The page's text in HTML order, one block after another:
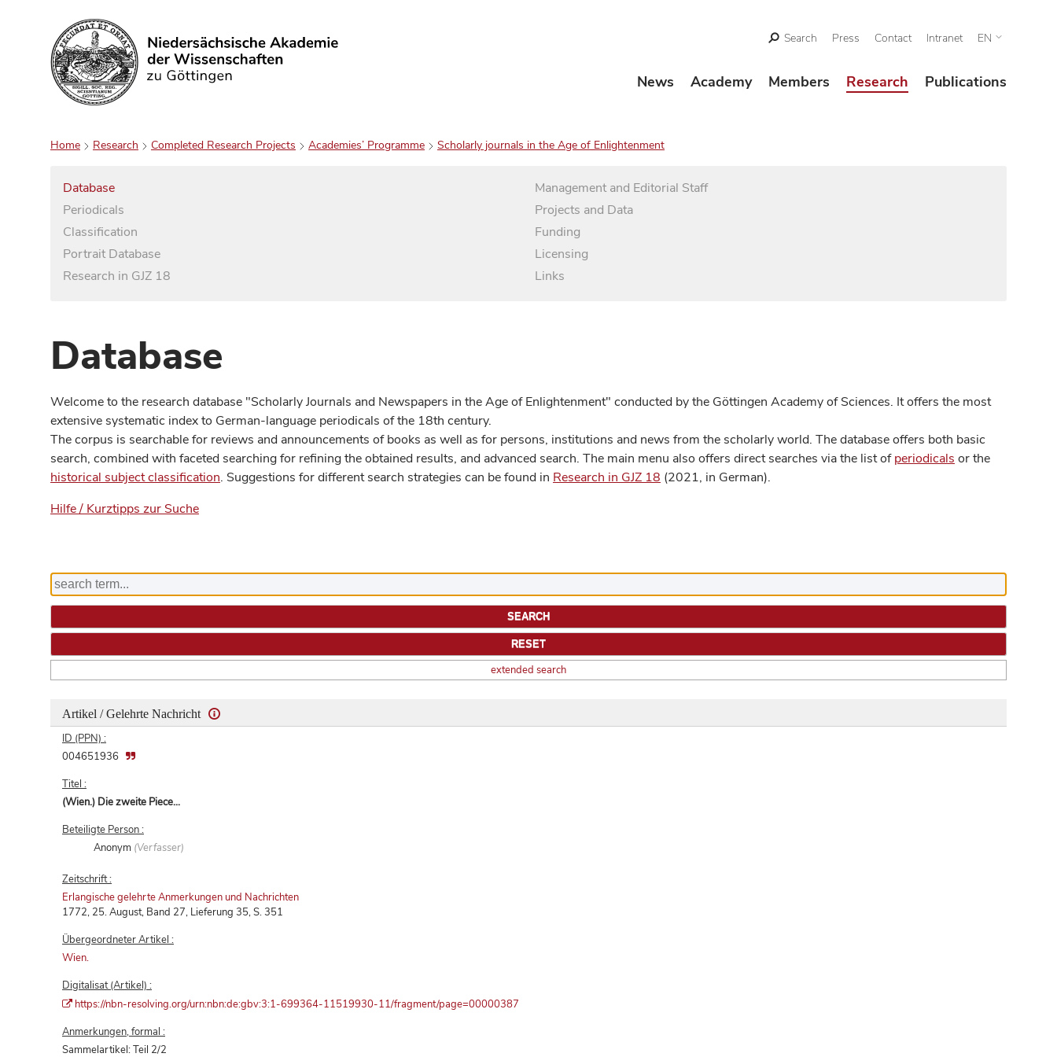
Search
Search Press Contact Intranet EN
News Academy Members Research Publications
Home Research Completed Research Projects Academies’ Programme Scholarly journals in the Age of Enlightenment
Database
Periodicals
Classification
Portrait Database
Research in GJZ 18
Management and Editorial Staff
Projects and Data
Funding
Licensing
Links
Database
Welcome to the research database "Scholarly Journals and Newspapers in the Age of Enlightenment" conducted by the Göttingen Academy of Sciences. It offers the most
extensive systematic index to German-language periodicals of the 18th century.
The corpus is searchable for reviews and announcements of books as well as for persons, institutions and news from the scholarly world. The database offers both basic
search, combined with faceted searching for refining the obtained results, and advanced search. The main menu also offers direct searches via the list ofperiodicals or the
historical subject classification. Suggestions for different search strategies can be found in Research in GJZ 18 (2021, in German).
Hilfe / Kurztipps zur Suche
extended search
Artikel / Gelehrte Nachricht
ID (PPN) :
004651936
Titel :
(Wien.) Die zweite Piece...
Beteiligte Person :
Anonym (Verfasser)
Zeitschrift :
Erlangische gelehrte Anmerkungen und Nachrichten
1772, 25. August, Band 27, Lieferung 35, S. 351
Übergeordneter Artikel :
Wien.
Digitalisat (Artikel) :
https://nbn-resolving.org/urn:nbn:de:gbv:3:1-699364-11519930-11/fragment/page=00000387
Anmerkungen, formal :
Sammelartikel: Teil 2/2